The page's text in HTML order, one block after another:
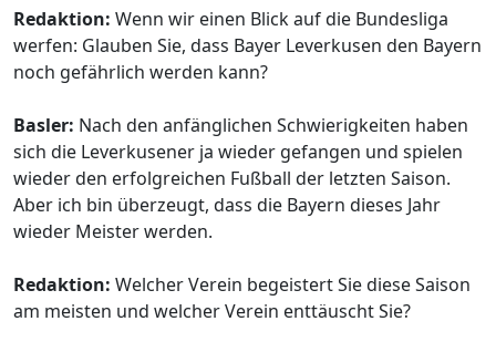
Redaktion: Wenn wir einen Blick auf die Bundesliga
werfen: Glauben Sie, dass Bayer Leverkusen den Bayern
noch gefährlich werden kann?
Basler: Nach den anfänglichen Schwierigkeiten haben
sich die Leverkusener ja wieder gefangen und spielen
wieder den erfolgreichen Fußball der letzten Saison.
Aber ich bin überzeugt, dass die Bayern dieses Jahr
wieder Meister werden.
Redaktion: Welcher Verein begeistert Sie diese Saison
am meisten und welcher Verein enttäuscht Sie?